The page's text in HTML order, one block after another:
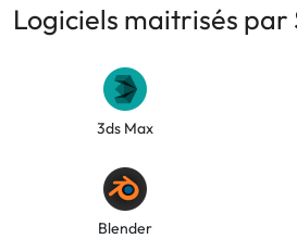
Logiciels maitrisés par
3ds Max
Blender